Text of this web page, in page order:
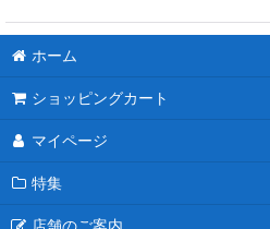
ホーム
ショッピングカート
マイページ
特集
店舗のご案内